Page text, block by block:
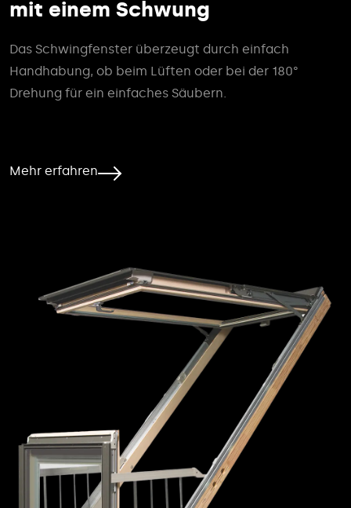
mit einem Schwung
Das Schwingfenster überzeugt durch einfach
Handhabung, ob beim Lüften oder bei der 180°
Drehung für ein einfaches Säubern.
Mehr erfahren